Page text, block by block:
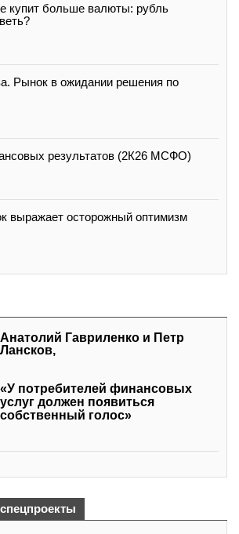
купит больше валюты: рубль
Рынок в ожидании решения по
результатов (2К26 МСФО)
выражает осторожный оптимизм
Анатолий Гавриленко и Петр
Лансков,
«У потребителей финансовых
услуг должен появиться
собственный голос»